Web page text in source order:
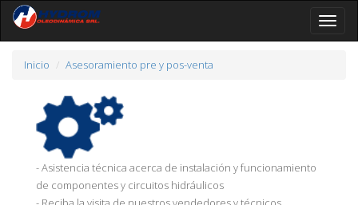
Toggle
Inicio
Asesoramiento pre y pos-venta
- Asistencia técnica acerca de instalación y funcionamiento
de componentes y circuitos hidráulicos